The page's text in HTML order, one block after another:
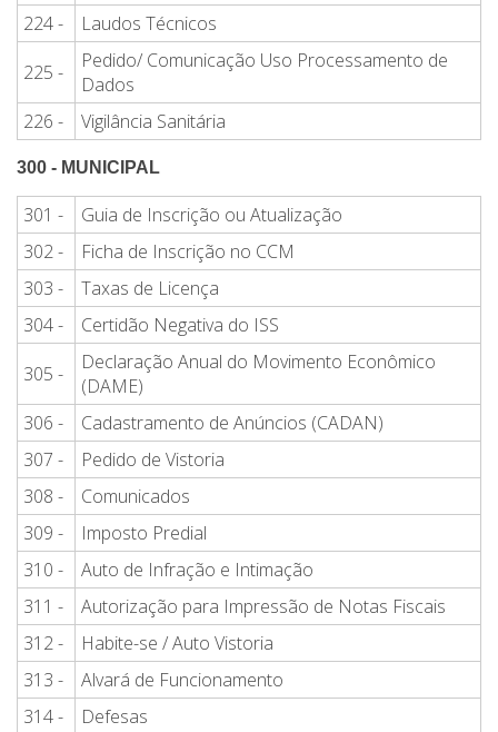
224 -
Laudos Técnicos
225 -
Pedido/ Comunicação Uso Processamento de
Dados
226 -
Vigilância Sanitária
300 - MUNICIPAL
301 -
Guia de Inscrição ou Atualização
302 -
Ficha de Inscrição no CCM
303 -
Taxas de Licença
304 -
Certidão Negativa do ISS
305 -
Declaração Anual do Movimento Econômico
(DAME)
306 -
Cadastramento de Anúncios (CADAN)
307 -
Pedido de Vistoria
308 -
Comunicados
309 -
Imposto Predial
310 -
Auto de Infração e Intimação
311 -
Autorização para Impressão de Notas Fiscais
312 -
Habite-se / Auto Vistoria
313 -
Alvará de Funcionamento
314 -
Defesas